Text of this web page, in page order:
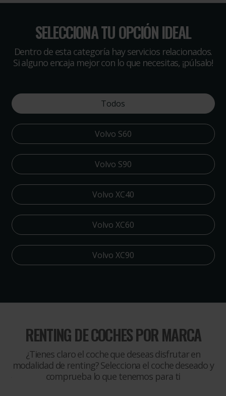
SELECCIONA TU OPCIÓN IDEAL
Dentro de esta categoría hay servicios relacionados.
Si alguno encaja mejor con lo que necesitas, ¡púlsalo!
Todos
Volvo S60
Volvo S90
Volvo XC40
Volvo XC60
Volvo XC90
RENTING DE COCHES POR MARCA
¿Tienes claro el coche que deseas disfrutar en
modalidad de renting? Selecciona el coche deseado y
comprueba lo que tenemos para ti